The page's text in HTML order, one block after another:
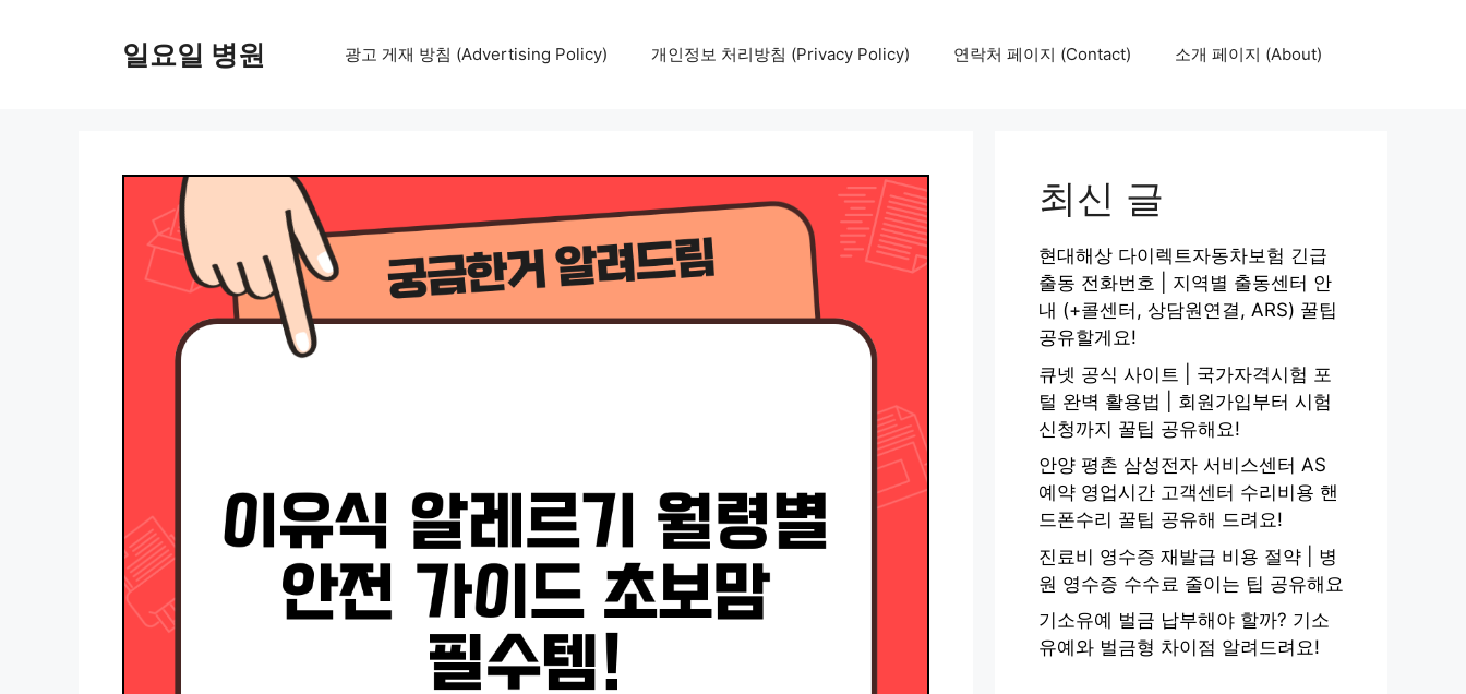
일요일 병원 광고 게재 방침 (Advertising Policy) 개인정보 처리방침 (Privacy Policy) 연락처 페이지 (Contact) 소개 페이지 (About)
최신 글
현대해상 다이렉트자동차보험 긴급
출동 전화번호 | 지역별 출동센터 안
내 (+콜센터, 상담원연결, ARS) 꿀팁
공유할게요!
큐넷 공식 사이트 | 국가자격시험 포
털 완벽 활용법 | 회원가입부터 시험
신청까지 꿀팁 공유해요!
안양 평촌 삼성전자 서비스센터 AS
예약 영업시간 고객센터 수리비용 핸
드폰수리 꿀팁 공유해 드려요!
진료비 영수증 재발급 비용 절약 | 병
원 영수증 수수료 줄이는 팁 공유해요
기소유예 벌금 납부해야 할까? 기소
유예와 벌금형 차이점 알려드려요!